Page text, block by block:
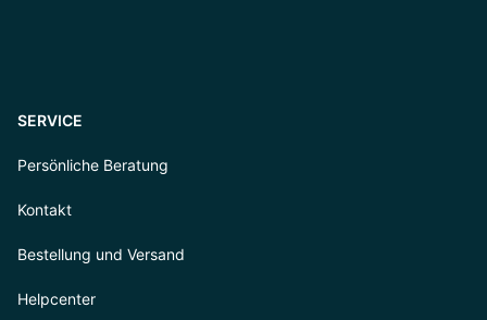
SERVICE
Persönliche Beratung
Kontakt
Bestellung und Versand
Helpcenter